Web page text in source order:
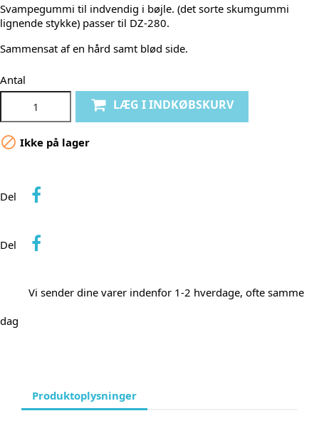
Svampegummi til indvendig i bøjle. (det sorte skumgummi
lignende stykke) passer til DZ-280.
Sammensat af en hård samt blød side.
Antal
LÆG I INDKØBSKURV
 Ikke på lager
Del
Del
Vi sender dine varer indenfor 1-2 hverdage, ofte samme
dag
Produktoplysninger